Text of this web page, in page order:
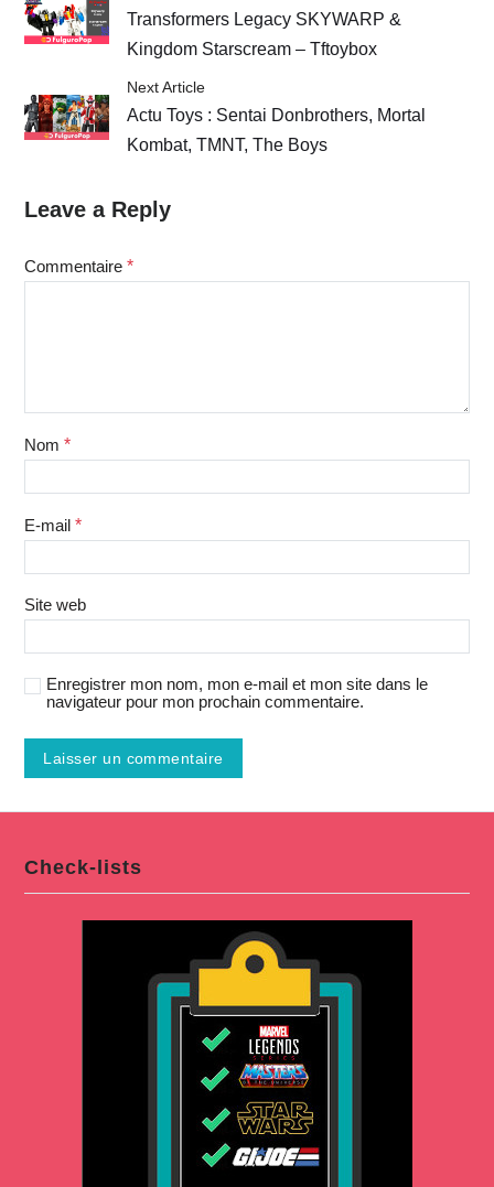
Transformers Legacy SKYWARP &
Kingdom Starscream – Tftoybox
Next Article
Actu Toys : Sentai Donbrothers, Mortal
Kombat, TMNT, The Boys
Leave a Reply
Commentaire *
Nom *
E-mail *
Site web
Enregistrer mon nom, mon e-mail et mon site dans le
navigateur pour mon prochain commentaire.
Check-lists